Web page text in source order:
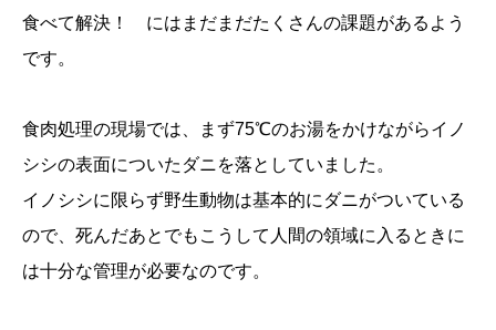
食べて解決！ にはまだまだたくさんの課題があるよう
です。
食肉処理の現場では、まず75℃のお湯をかけながらイノ
シシの表面についたダニを落としていました。
イノシシに限らず野生動物は基本的にダニがついている
ので、死んだあとでもこうして人間の領域に入るときに
は十分な管理が必要なのです。